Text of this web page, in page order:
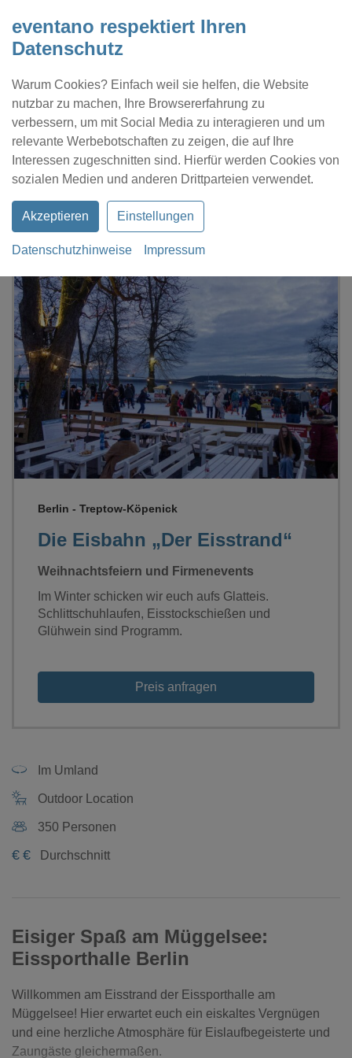
eventano respektiert Ihren
Datenschutz
Warum Cookies? Einfach weil sie helfen, die Website
nutzbar zu machen, Ihre Browsererfahrung zu
verbessern, um mit Social Media zu interagieren und um
relevante Werbebotschaften zu zeigen, die auf Ihre
Interessen zugeschnitten sind. Hierfür werden Cookies von
sozialen Medien und anderen Drittparteien verwendet.
Akzeptieren Einstellungen
Datenschutzhinweise Impressum
Kontakt Location eintragen Profil
Die Eisbahn „Der Eisstrand“
Loading...
Die Eisbahn „Der Eisstrand“
Berlin - Treptow-Köpenick
Weihnachtsfeiern und Firmenevents
Im Winter schicken wir euch aufs Glatteis.
Schlittschuhlaufen, Eisstockschießen und
Glühwein sind Programm.
Preis anfragen
Im Umland
Outdoor Location
350 Personen
€ € Durchschnitt
Eisiger Spaß am Müggelsee:
Eissporthalle Berlin
Willkommen am Eisstrand der Eissporthalle am
Müggelsee! Hier erwartet euch ein eiskaltes Vergnügen
und eine herzliche Atmosphäre für Eislaufbegeisterte und
Zaungäste gleichermaßen.